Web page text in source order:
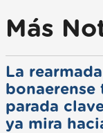
Más
La
bonaerense
parada
ya mira